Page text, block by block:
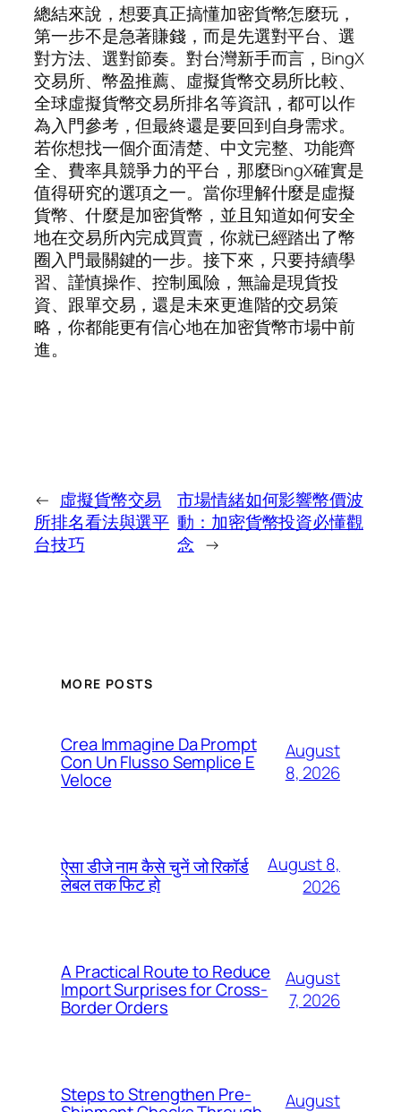
總結來說，想要真正搞懂加密貨幣怎麼玩，
第一步不是急著賺錢，而是先選對平台、選
對方法、選對節奏。對台灣新手而言，BingX
交易所、幣盈推薦、虛擬貨幣交易所比較、
全球虛擬貨幣交易所排名等資訊，都可以作
為入門參考，但最終還是要回到自身需求。
若你想找一個介面清楚、中文完整、功能齊
全、費率具競爭力的平台，那麼BingX確實是
值得研究的選項之一。當你理解什麼是虛擬
貨幣、什麼是加密貨幣，並且知道如何安全
地在交易所內完成買賣，你就已經踏出了幣
圈入門最關鍵的一步。接下來，只要持續學
習、謹慎操作、控制風險，無論是現貨投
資、跟單交易，還是未來更進階的交易策
略，你都能更有信心地在加密貨幣市場中前
進。
← 虛擬貨幣交易
所排名看法與選平
台技巧
市場情緒如何影響幣價波
動：加密貨幣投資必懂觀
念 →
MORE POSTS
Crea Immagine Da Prompt
Con Un Flusso Semplice E
Veloce
August
8, 2026
ऐसा डीजे नाम कैसे चुनें जो रिकॉर्ड
लेबल तक फिट हो
August 8,
2026
A Practical Route to Reduce
Import Surprises for Cross-
Border Orders
August
7, 2026
Steps to Strengthen Pre-
August